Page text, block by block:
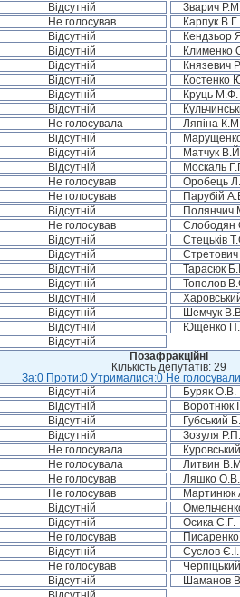
Відсутній Зварич
Не голосував Карпук В.Г.
Відсутній Кендзьор
Відсутній Клименко
Відсутній Князевич
Відсутній Костенко
Відсутній Круць М.Ф.
Відсутній
Не голосувала Ляпіна
Відсутній
Відсутній Матчук
Відсутній Москаль
Не голосував Оробець
Не голосував Парубій
Відсутній Полянчич
Не голосував Слободян
Відсутній Стецьків
Відсутній
Відсутній Тарасюк
Відсутній Тополов
Відсутній
Відсутній Шемчук
Відсутній Ющенко
Відсутній
Позафракційні
Кількість депутатів: 29
За:0 Проти:0 Утрималися:0 Не
Відсутній Буряк О.В.
Відсутній Воротнюк
Відсутній Губський
Відсутній Зозуля Р.П.
Не голосувала Куровський
Не голосувала Литвин
Не голосував Ляшко О.В.
Не голосував Мартинюк
Відсутній
Відсутній Осика С.Г.
Не голосував
Відсутній Суслов Є.І.
Не голосував
Відсутній Шаманов